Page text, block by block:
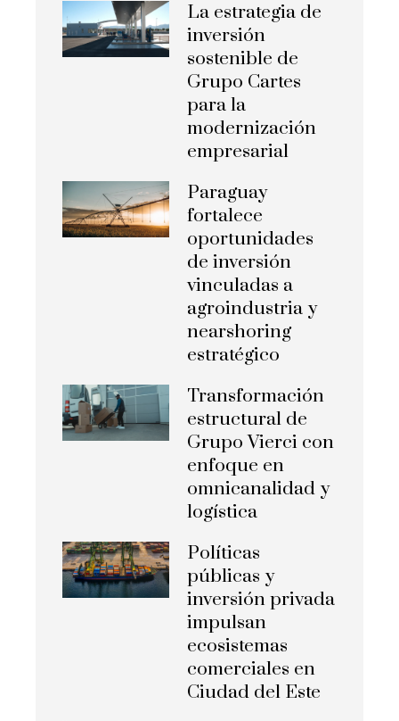
La estrategia de
inversión
sostenible de
Grupo Cartes
para la
modernización
empresarial
Paraguay
fortalece
oportunidades
de inversión
vinculadas a
agroindustria y
nearshoring
estratégico
Transformación
estructural de
Grupo Vierci con
enfoque en
omnicanalidad y
logística
Políticas
públicas y
inversión privada
impulsan
ecosistemas
comerciales en
Ciudad del Este